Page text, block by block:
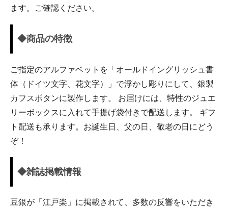
ます。ご確認ください。
◆商品の特徴
ご指定のアルファベットを「オールドイングリッシュ書
体（ドイツ文字、花文字）」で浮かし彫りにして、銀製
カフスボタンに製作します。 お届けには、特性のジュエ
リーボックスに入れて手提げ袋付きで配送します。 ギフ
ト配送も承ります。お誕生日、父の日、敬老の日にどう
ぞ！
◆雑誌掲載情報
豆銀が「江戸楽」に掲載されて、多数の反響をいただき